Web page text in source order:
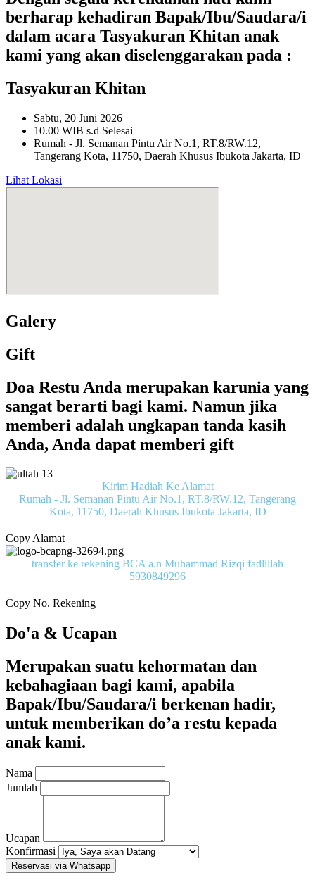
berharap kehadiran Bapak/Ibu/Saudara/i
dalam acara Tasyakuran Khitan anak
kami yang akan diselenggarakan pada :
Tasyakuran Khitan
Sabtu, 20 Juni 2026
10.00 WIB s.d Selesai
Rumah - Jl. Semanan Pintu Air No.1, RT.8/RW.12,
Tangerang Kota, 11750, Daerah Khusus Ibukota Jakarta, ID
Lihat Lokasi
Galery
Gift
Doa Restu Anda merupakan karunia yang
sangat berarti bagi kami. Namun jika
memberi adalah ungkapan tanda kasih
Anda, Anda dapat memberi gift
Kirim Hadiah Ke Alamat
Rumah - Jl. Semanan Pintu Air No.1, RT.8/RW.12, Tangerang
Kota, 11750, Daerah Khusus Ibukota Jakarta, ID
Copy Alamat
transfer ke rekening BCA a.n Muhammad Rizqi fadlillah
5930849296
Copy No. Rekening
Do'a & Ucapan
Merupakan suatu kehormatan dan
kebahagiaan bagi kami, apabila
Bapak/Ibu/Saudara/i berkenan hadir,
untuk memberikan do’a restu kepada
anak kami.
Nama
Jumlah
Ucapan
Konfirmasi
Reservasi via Whatsapp